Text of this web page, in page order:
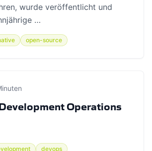
wurde veröffentlicht und
…
open-source
Operations
devops